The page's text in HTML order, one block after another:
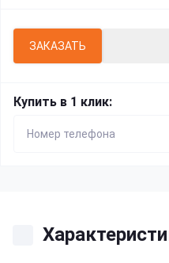
ЗАКАЗАТЬ
Купить в 1 клик: